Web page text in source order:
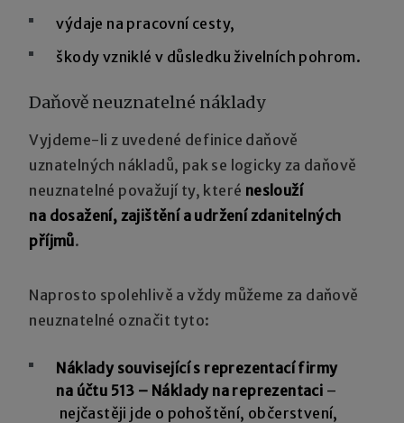
výdaje na pracovní cesty,
škody vzniklé v důsledku živelních pohrom.
Daňově neuznatelné náklady
Vyjdeme-li z uvedené definice daňově
uznatelných nákladů, pak se logicky za daňově
neuznatelné považují ty, které neslouží
na dosažení, zajištění a udržení zdanitelných
příjmů.
Naprosto spolehlivě a vždy můžeme za daňově
neuznatelné označit tyto:
Náklady související s reprezentací firmy
na účtu 513 – Náklady na reprezentaci –
nejčastěji jde o pohoštění, občerstvení,